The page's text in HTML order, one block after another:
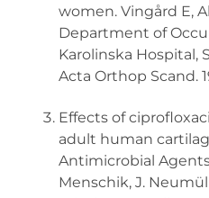
women. Vingård E,
Department of
Karolinska Hospital,
Acta Orthop Scand.
Effects of
adult human
Antimicrobial
Menschik, J.